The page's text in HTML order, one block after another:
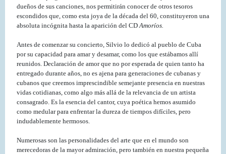
dueños de sus canciones, nos permitirán conocer de otros tesoros
escondidos que, como esta joya de la década del 60, constituyeron una
absoluta incógnita hasta la aparición del CDAmoríos.
Antes de comenzar su concierto, Silvio lo dedicó al pueblo de Cuba
por su capacidad para amar y desamar, como los que estábamos allí
reunidos. Declaración de amor que no por esperada de quien tanto ha
entregado durante años, no es ajena para generaciones de cubanas y
cubanos que creemos imprescindible semejante presencia en nuestras
vidas cotidianas, como algo más allá de la relevancia de un artista
consagrado. Es la esencia del cantor, cuya poética hemos asumido
como medular para enfrentar la dureza de tiempos difíciles, pero
indudablemente hermosos.
Numerosas son las personalidades del arte que en el mundo son
merecedoras de la mayor admiración, pero también en nuestra pequeña